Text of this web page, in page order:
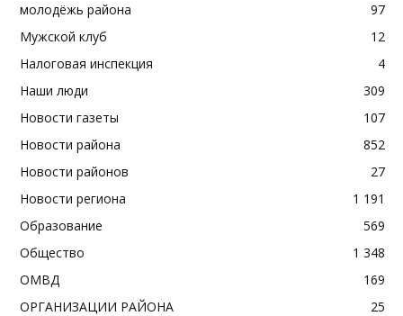
молодёжь района
97
Мужской клуб
12
Налоговая инспекция
4
Наши люди
309
Новости газеты
107
Новости района
852
Новости районов
27
Новости региона
1 191
Образование
569
Общество
1 348
ОМВД
169
ОРГАНИЗАЦИИ РАЙОНА
25